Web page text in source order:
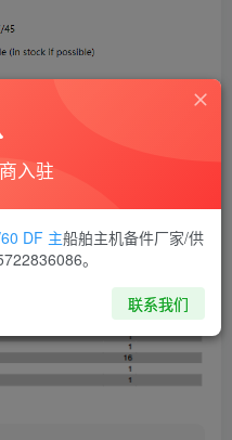
入驻
DF 主船舶主机备件厂家/供
。
联系我们